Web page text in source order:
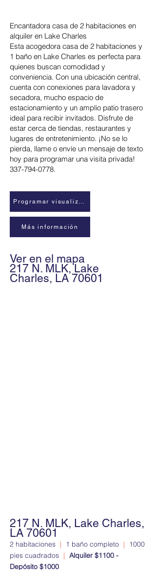
Encantadora casa de 2 habitaciones en
alquiler en Lake Charles
Esta acogedora casa de 2 habitaciones y
1 baño en Lake Charles es perfecta para
quienes buscan comodidad y
conveniencia. Con una ubicación central,
cuenta con conexiones para lavadora y
secadora, mucho espacio de
estacionamiento y un amplio patio trasero
ideal para recibir invitados. Disfrute de
estar cerca de tiendas, restaurantes y
lugares de entretenimiento. ¡No se lo
pierda, llame o envíe un mensaje de texto
hoy para programar una visita privada!
337-794-0778.
Programar visualización
Más información
Ver en el mapa
217 N. MLK, Lake
Charles, LA 70601
217 N. MLK, Lake Charles,
LA 70601
2 habitaciones | 1 baño completo |
1000
pies cuadrados | Alquiler $1100 -
Depósito $1000